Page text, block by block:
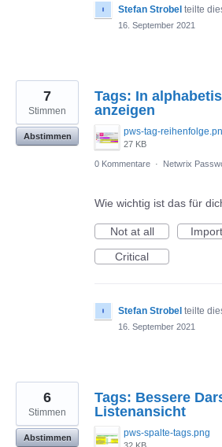
Stefan Strobel teilte
16. September 2021
Tags: In
anzeigen
pws-tag-
27 KB
7
Stimmen
Abstimmen
0 Kommentare · Netwrix
Wie wichtig ist das für
Not at all
Critical
Stefan Strobel teilte
16. September 2021
Tags: Bessere
Listenansicht
pws-spalte-tags.png
6
Stimmen
Abstimmen